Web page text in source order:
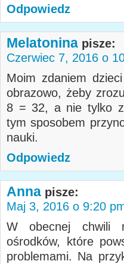
Odpowiedz
Melatonina pisze:
Czerwiec 7, 2016 o
Moim zdaniem
obrazowo, żeby
8 = 32, a nie tylko
tym sposobem
nauki.
Odpowiedz
Anna pisze:
Maj 3, 2016 o 9:20
W obecnej chwili
ośrodków, które
problemami. Na